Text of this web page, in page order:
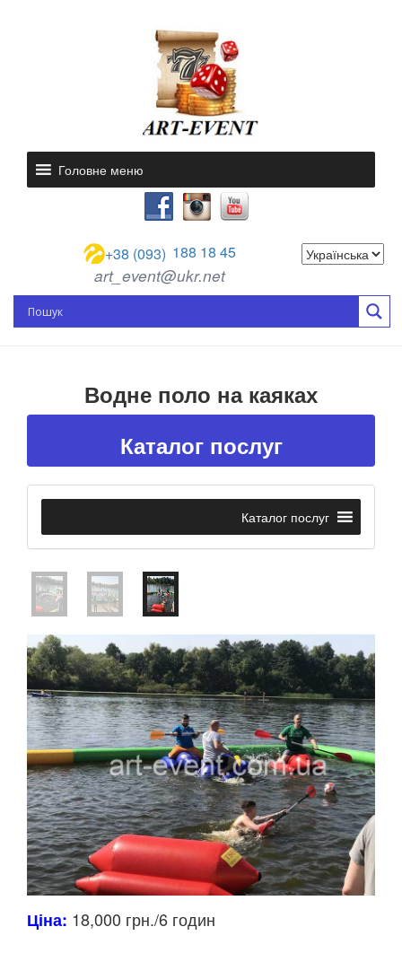
Головне меню
+38 (093) 188 18 45
art_event@ukr.net
Водне поло на каяках
Каталог послуг
Каталог послуг
Ціна: 18,000 грн./6 годин